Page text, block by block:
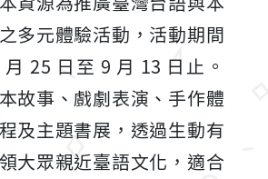
多元體驗活動，活動期間
25 日至 9 月 13 日止。
故事、戲劇表演、手作體
及主題書展，透過生動有
大眾親近臺語文化，適合